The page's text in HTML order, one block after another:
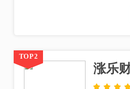
TOP2
涨乐